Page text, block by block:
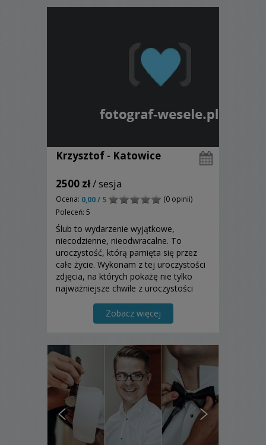
Krzysztof - Katowice
2500 zł/ sesja
Ocena: 0,00 / 5
(0 opinii)
Poleceń: 5
Ślub to wydarzenie wyjątkowe,
niecodzienne, nieodwracalne. To
uroczystość, którą pamięta się przez
całe życie. Wykonam z tej uroczystości
zdjęcia, na których pokażę nie tylko
najważniejsze chwile z uroczystości
miłość, wzruszenia?Zobacz więcej